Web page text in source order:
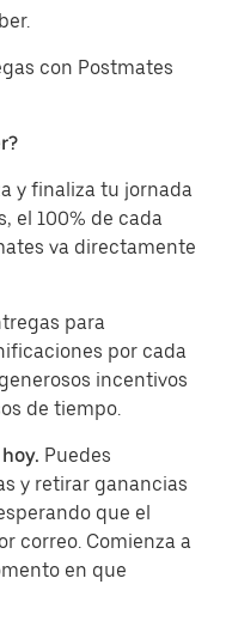
con Postmates
y finaliza tu jornada
el 100% de cada
va directamente
para
por cada
incentivos
de tiempo.
Puedes
y retirar ganancias
que el
correo. Comienza a
en que